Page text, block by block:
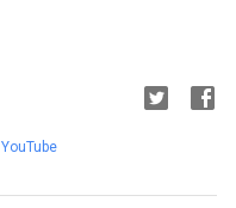
YouTube